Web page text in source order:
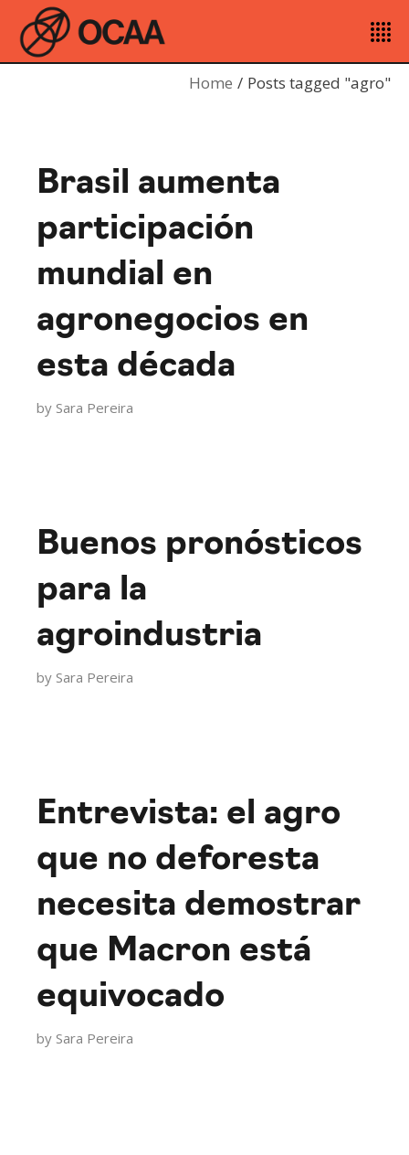
Home Posts tagged "agro"
Brasil aumenta
participación
mundial en
agronegocios en
esta década
by Sara Pereira
Buenos pronósticos
para la
agroindustria
by Sara Pereira
Entrevista: el agro
que no deforesta
necesita demostrar
que Macron está
equivocado
by Sara Pereira